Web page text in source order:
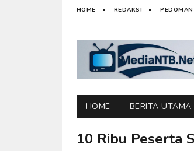
HOME REDAKSI
HOME BERITA UTAMA
10 Ribu Peserta